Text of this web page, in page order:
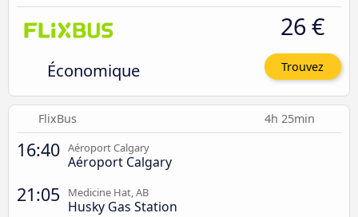
Économique
26 €
Trouvez
FlixBus 4h 25min
16:40 Aéroport Calgary
Aéroport Calgary
21:05 Medicine Hat, AB
Husky Gas Station